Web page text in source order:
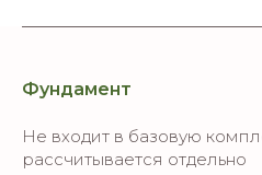
Фундамент
Не входит в базовую
рассчитывается отдельно